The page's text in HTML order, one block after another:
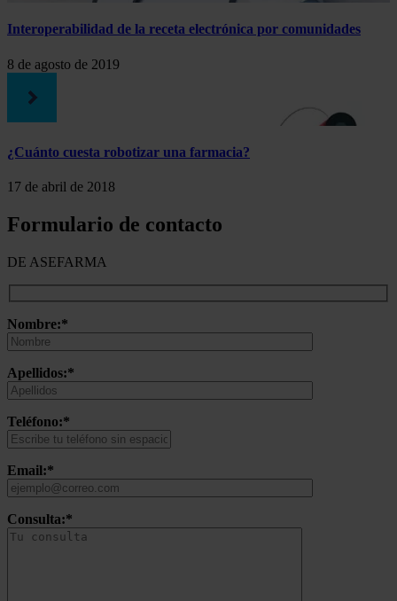
Interoperabilidad de la receta electrónica por comunidades
8 de agosto de 2019
¿Cuánto cuesta robotizar una farmacia?
17 de abril de 2018
Formulario de contacto
DE ASEFARMA
Nombre:*
Apellidos:*
Teléfono:*
Email:*
Consulta:*